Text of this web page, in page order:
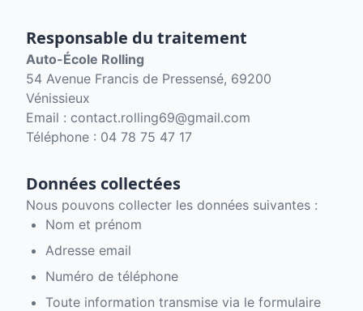
Responsable du traitement
Auto-École Rolling
54 Avenue Francis de Pressensé, 69200
Vénissieux
Email : contact.rolling69@gmail.com
Téléphone : 04 78 75 47 17
Données collectées
Nous pouvons collecter les données suivantes :
Nom et prénom
Adresse email
Numéro de téléphone
Toute information transmise via le formulaire